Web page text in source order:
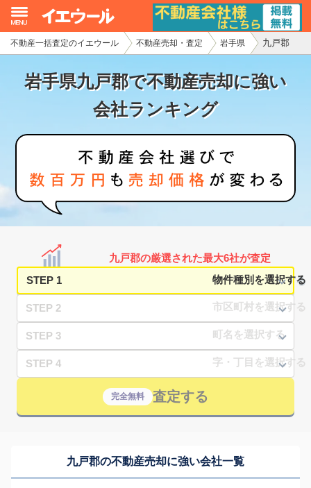
不動産一括査定のイエウール 不動産売却・査定 岩手県 九戸郡
岩手県九戸郡で不動産売却に強い
会社ランキング
九戸郡の厳選された最大6社が査定
STEP 1
STEP 2
STEP 3
STEP 4
完全無料 査定する
九戸郡の不動産売却に強い会社一覧
イエウール加盟希望の不動産会社様
初めての方へ
不動産の売却・一括査定
家査定シミュレーター
お問い合わせ